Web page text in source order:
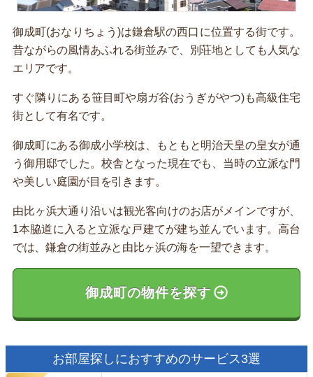
御成町(おなりちょう)は鎌倉駅の西口に位置する街です。
昔ながらの風情あふれる街並みで、別荘地としても人気な
エリアです。
すぐ隣りにある笹目町や扇ガ谷(おうぎがやつ)も高級住宅
街として有名です。
御成町にある御成小学校は、もともと明治天皇の皇女が通
う御用邸でした。校舎となった現在でも、当時の立派な門
や美しい庭園が目を引きます。
由比ヶ浜大通り沿いは観光客向けのお店がメインですが、
1本脇道に入ると立派な戸建てが建ち並んでいます。高台
では、鎌倉の街並みと由比ヶ浜の海を一望できます。
御成町の物件を探す
お部屋探しにおすすめのサービス3選